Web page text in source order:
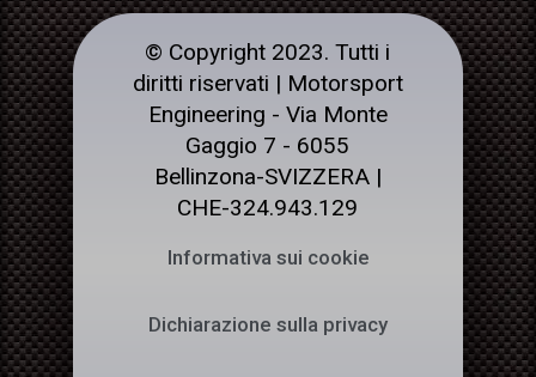
© Copyright 2023. Tutti i
diritti riservati | Motorsport
Engineering - Via Monte
Gaggio 7 - 6055
Bellinzona-SVIZZERA |
CHE-324.943.129
Informativa sui cookie
Dichiarazione sulla privacy